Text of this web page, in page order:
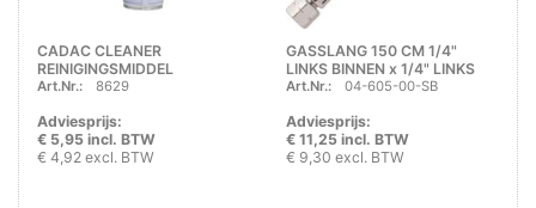
CADAC CLEANER
REINIGINGSMIDDEL
Art.Nr.: 8629
Adviesprijs:
€ 5,95 incl. BTW
€ 4,92 excl. BTW
GASSLANG 150 CM 1/4"
LINKS BINNEN x 1/4" LINKS
BINNEN - BLISTERZAKJE
Art.Nr.: 04-605-00-SB
Adviesprijs:
€ 11,25 incl. BTW
€ 9,30 excl. BTW